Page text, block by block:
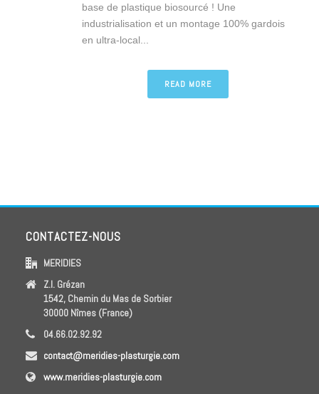
base de plastique biosourcé ! Une
industrialisation et un montage 100% gardois
en ultra-local...
READ MORE
CONTACTEZ-NOUS
MERIDIES
Z.I. Grézan
1542, Chemin du Mas de Sorbier
30000 Nîmes (France)
04.66.02.92.92
contact@meridies-plasturgie.com
www.meridies-plasturgie.com